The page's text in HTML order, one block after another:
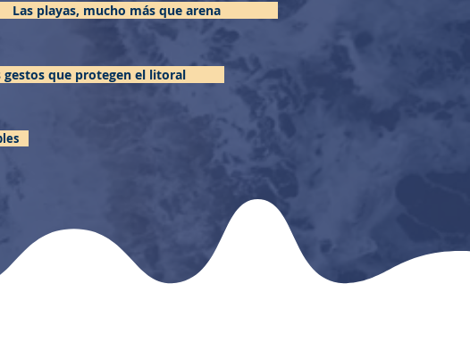
Las playas, mucho más que arena
gestos que protegen el litoral